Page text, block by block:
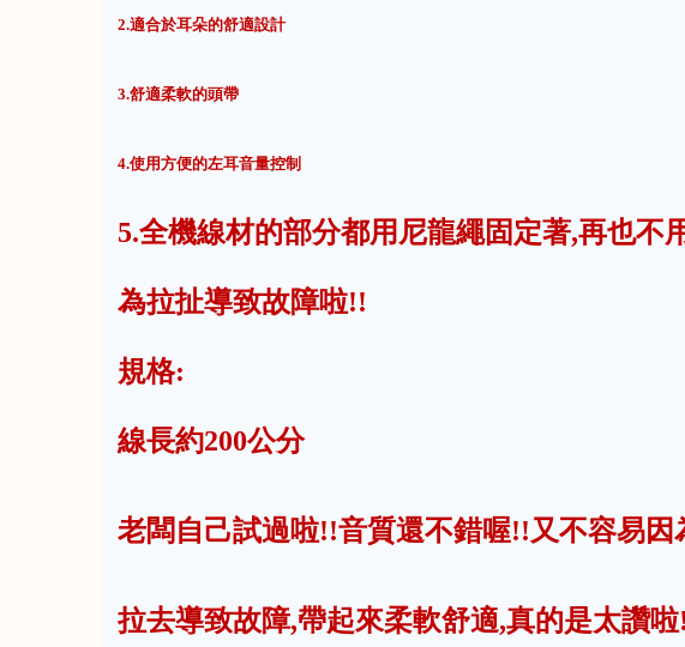
2.適合於耳朵的舒適設計
3.舒適柔軟的頭帶
4.使用方便的左耳音量控制
5.全機線材的部分都用尼龍繩固定著,再也不
為拉扯導致故障啦!!
規格:
線長約200公分
老闆自己試過啦!!音質還不錯喔!!又不容易因
拉去導致故障,帶起來柔軟舒適,真的是太讚